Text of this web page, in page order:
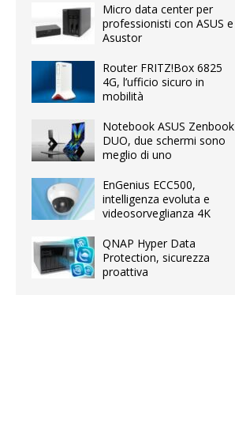
Micro data center per
professionisti con ASUS e
Asustor
Router FRITZ!Box 6825
4G, l’ufficio sicuro in
mobilità
Notebook ASUS Zenbook
DUO, due schermi sono
meglio di uno
EnGenius ECC500,
intelligenza evoluta e
videosorveglianza 4K
QNAP Hyper Data
Protection, sicurezza
proattiva